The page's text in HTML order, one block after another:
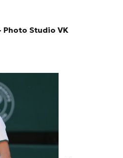
Studio VK